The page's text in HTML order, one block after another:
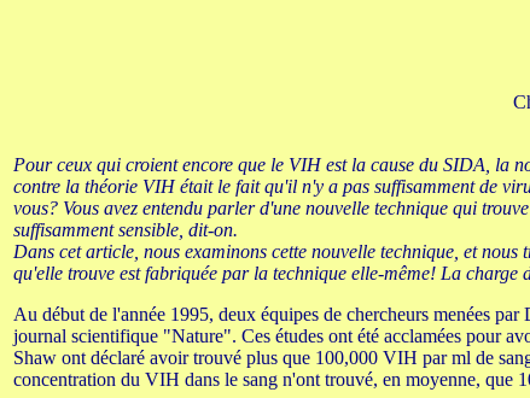
Pour ceux qui croient encore que le VIH est la cause du SIDA, la
contre la théorie VIH était le fait qu'il n'y a pas suffisamment de
vous? Vous avez entendu parler d'une nouvelle technique qui
suffisamment sensible, dit-on.
Dans cet article, nous examinons cette nouvelle technique, et
qu'elle trouve est fabriquée par la technique elle-même! La charge
Au début de l'année 1995, deux équipes de chercheurs menées
journal scientifique "Nature". Ces études ont été acclamées pour
Shaw ont déclaré avoir trouvé plus que 100,000 VIH par ml de
concentration du VIH dans le sang n'ont trouvé, en moyenne, que